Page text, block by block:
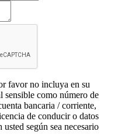
favor no incluya en su
sensible como número de
bancaria / corriente,
de conducir o datos
según sea necesario